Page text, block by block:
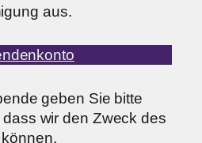
aus.
geben Sie bitte
dass wir den Zweck des